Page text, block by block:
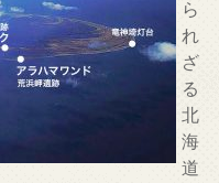
ら
れ
ざ
る
北
海
道